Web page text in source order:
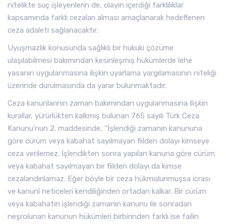
nitelikte suç işleyenlerin de, olayın içerdiği farklılıklar
kapsamında farklı cezaları alması amaçlanarak hedeflenen
ceza adaleti sağlanacaktır.
Uyuşmazlık konusunda sağlıklı bir hukuki çözüme
ulaşılabilmesi bakımından kesinleşmiş hükümlerde lehe
yasanın uygulanmasına ilişkin uyarlama yargılamasının niteliği
üzerinde durulmasında da yarar bulunmaktadır.
Ceza kanunlarının zaman bakımından uygulanmasına ilişkin
kurallar, yürürlükten kalkmış bulunan 765 sayılı Türk Ceza
Kanunu’nun 2. maddesinde; “İşlendiği zamanın kanununa
göre cürüm veya kabahat sayılmayan fiilden dolayı kimseye
ceza verilemez. İşlendikten sonra yapılan kanuna göre cürüm
veya kabahat sayılmayan bir fiilden dolayı da kimse
cezalandırılamaz. Eğer böyle bir ceza hükmolunmuşsa icrası
ve kanunî neticeleri kendiliğinden ortadan kalkar. Bir cürüm
veya kabahatin işlendiği zamanın kanunu ile sonradan
neşrolunan kanunun hükümleri birbirinden farklı ise failin